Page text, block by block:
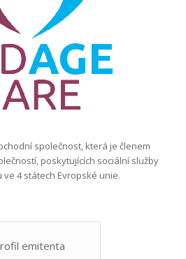
společnost, která je členem
poskytujících sociální služby
4 státech Evropské unie.
emitenta